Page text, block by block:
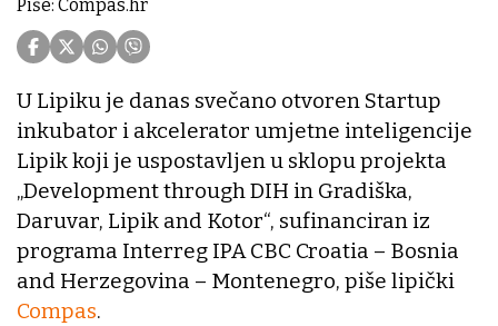
Piše: Compas.hr
U Lipiku je danas svečano otvoren Startup
inkubator i akcelerator umjetne inteligencije
Lipik koji je uspostavljen u sklopu projekta
„Development through DIH in Gradiška,
Daruvar, Lipik and Kotor“, sufinanciran iz
programa Interreg IPA CBC Croatia – Bosnia
and Herzegovina – Montenegro, piše lipički
Compas.